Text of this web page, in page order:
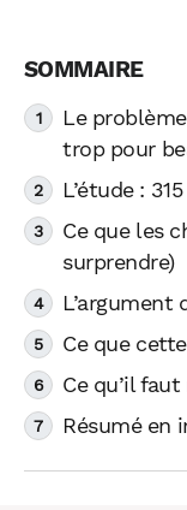
Le
trop pour
L’étude :
Ce que les
surprendre)
L’argument
Ce que
Ce qu’il
Résumé en